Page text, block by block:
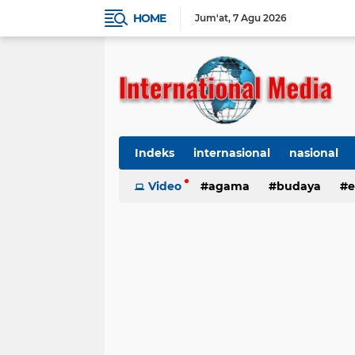
HOME Jum'at 7 Agu 2026
Indeks internasional nasional
Ekbis TNI-Polri Organisasi
Video agama budaya